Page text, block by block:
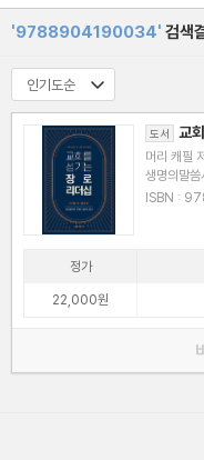
'9788904190034' 검색
도서 교
머리 캐필
생명의말씀
정가
22,000원